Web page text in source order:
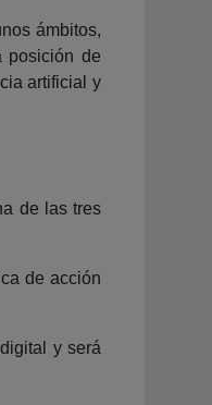
ámbitos,
posición de
artificial y
de las tres
de acción
y será